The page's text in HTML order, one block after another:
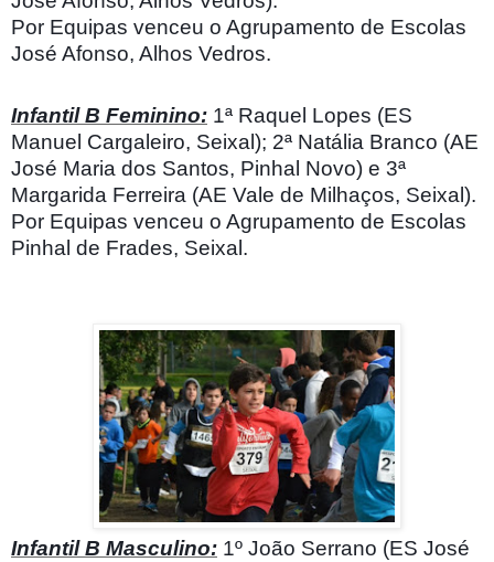
Por Equipas venceu o Agrupamento de Escolas
José Afonso, Alhos Vedros.
Infantil B Feminino: 1ª Raquel Lopes (ES
Manuel Cargaleiro, Seixal); 2ª Natália Branco (AE
José Maria dos Santos, Pinhal Novo) e 3ª
Margarida Ferreira (AE Vale de Milhaços, Seixal).
Por Equipas venceu o Agrupamento de Escolas
Pinhal de Frades, Seixal.
Infantil B Masculino: 1º João Serrano (ES José